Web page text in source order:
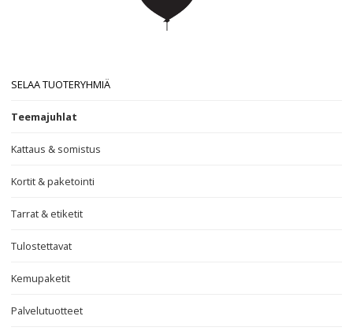
SELAA TUOTERYHMIÄ
Teemajuhlat
Kattaus & somistus
Kortit & paketointi
Tarrat & etiketit
Tulostettavat
Kemupaketit
Palvelutuotteet